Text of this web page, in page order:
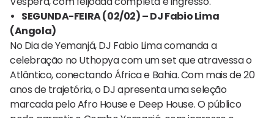
• SEGUNDA-FEIRA (02/02) – DJ Fabio Lima
(Angola)
No Dia de Yemanjá, DJ Fabio Lima comanda a
celebração no Uthopya com um set que atravessa o
Atlântico, conectando África e Bahia. Com mais de 20
anos de trajetória, o DJ apresenta uma seleção
marcada pelo Afro House e Deep House. O público